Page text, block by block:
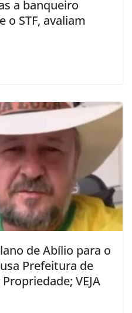
a banqueiro
o STF, avaliam
de Abílio para o
Prefeitura de
VEJA